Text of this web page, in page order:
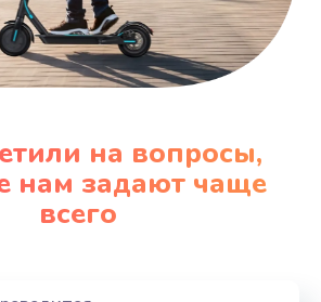
на вопросы,
нам задают чаще
всего